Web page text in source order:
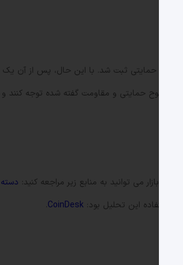
حمایتی ثبت شد. با این حال، پس از آن یک
به سطوح حمایتی و مقاومت گفته شده توجه کنند
بازار می توانید به منابع زیر مراجعه کنید:
CoinDesk
.